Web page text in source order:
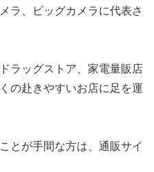
ラ、ビッグカメラに代表さ
ラッグストア、家電量販店
の赴きやすいお店に足を運
とが手間な方は、通販サイ